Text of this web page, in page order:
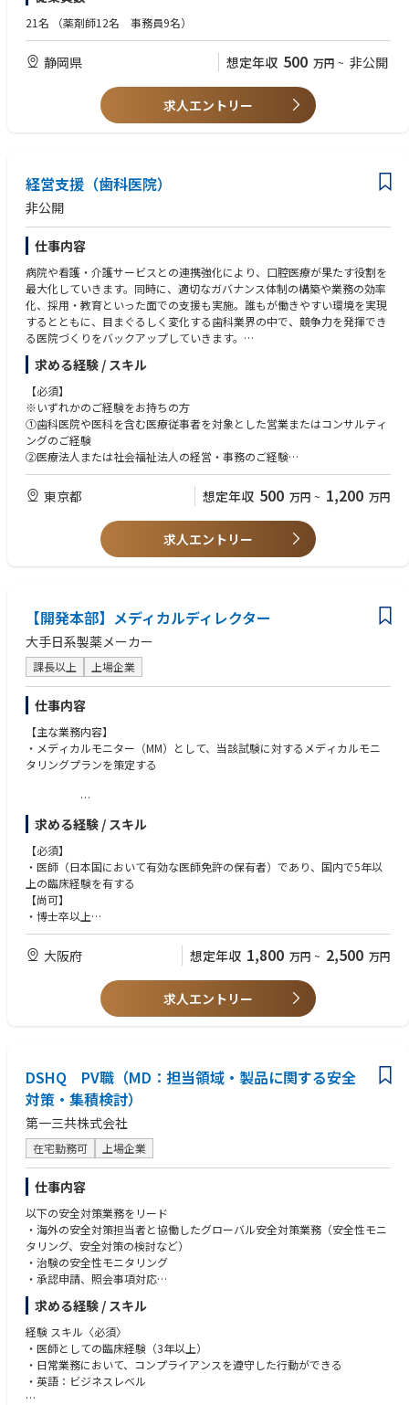
■薬剤師数・・・2名
■休日・・・木曜日、日曜日、祝日
■設備・・・自動分包機・薬歴（Panasonicメディコム）・軟膏練り機
21名 （薬剤師12名 事務員9名）
静岡県 想定年収 500 万円 ~ 非公開
求人エントリー
経営支援（歯科医院）
非公開
仕事内容
病院や看護・介護サービスとの連携強化により、口腔医療が果たす役割を
最大化していきます。同時に、適切なガバナンス体制の構築や業務の効率
化、採用・教育といった面での支援も実施。誰もが働きやすい環境を実現
するとともに、目まぐるしく変化する歯科業界の中で、競争力を発揮でき
る医院づくりをバックアップしていきます。
・適切なガバナンス体制の構築、意思決定の高度化
・共同購買、本部機能、ICT導入による業務オペレーションの効率化
・採用・教育・シフトコントロールの実践によるリテンションの向上
・歯科業界におけるベストプラクティス診療の導入・従業員教育の充実と
働き方改革の実践
・地域に所在する病院、施設(自宅含む)との連携強化
【仕事内容】
・パートナークリニックへ最大週4～5日出張していただき、完全ハンズオ
ン形式での支援担当マネージャーの事業計画遂行をサポート
※アソシエイトは1人につき2～3クリニック程度を担当いただく予定にし
・バリューアップ施策の仮説立証/検証、施策の実行管理（プロジェクト
マネジメント）
求める経験 / スキル
【必須】
※いずれかのご経験をお持ちの方
①歯科医院や医科を含む医療従事者を対象とした営業またはコンサルティ
ングのご経験
②医療法人または社会福祉法人の経営・事務のご経験
③歯科関連資格（歯科医師、歯科衛生士、TC、介護福祉士、医療事務、介
護事務など）をお持ちで経営に携わりたい方
－医療機関経営という高難度な仕事に対して、知的好奇心と思考の持久力
を持って向き合える方
－クリニックの経営を通じてビジネスパーソンとしても大きく成長したい
方
東京都 想定年収 500 万円 ~ 1,200 万円
求人エントリー
【開発本部】メディカルディレクター
大手日系製薬メーカー
課長以上 上場企業
仕事内容
【主な業務内容】
・メディカルモニター（MM）として、当該試験に対するメディカルモニ
タリングプランを策定する
・メディカルモニタリングプランに従って、実施中の臨床試験における被
験者の適格性判断や有害事象の評価・検討等を行うとともに、必要に応じ
て治験担当医師等からの医学的な質問に回答する（毒性のマネジメントな
ど被験者の安全確保に関する内容など）
・医学的見地から当社開発化合物の開発計画及び試験計画立案に助言を行
う
・医学的見地からプロトコール、ICF（同意説明文書）など臨床試験に必
・開発化合物及び上市品の個別有害事象症例に対する医学的観点からのレ
ビュー（薬機法に定める当局報告に係る業務）
・集積副作用情報及びそれに基づく安全確保措置案の策定、規制当局への
提出書類の内容レビュー（同上）
・医学的見地から新たな化合物等の開発計画、試験計画の立案に参加でき
る
・医学的見地から医薬品の安全性を監視することにより、医薬品の適正使
用推進に貢献できる
求める経験 / スキル
【必須】
・医師（日本国において有効な医師免許の保有者）であり、国内で5年以
上の臨床経験を有する
【尚可】
・博士卒以上
・がん領域における臨床経験を有し、専門医資格を有する
【求める人物像】
・臨床での経験に基づき、新薬開発に携わりたいという強い意欲を持つ方
・企業での職務経験の有無は問わないが、企業で働くことに抵抗がない方
（上司は医師ではありません）
大阪府 想定年収 1,800 万円 ~ 2,500 万円
求人エントリー
DSHQ PV職（MD：担当領域・製品に関する安全
対策・集積検討）
第一三共株式会社
在宅勤務可 上場企業
仕事内容
以下の安全対策業務をリード
・海外の安全対策担当者と協働したグローバル安全対策業務（安全性モニ
タリング、安全対策の検討など）
・治験の安全性モニタリング
・承認申請、照会事項対応
・市販後安全対策
・上記内容に関するプロセス検討、改善策立案等
（入社後のキャリアパス）
・グローバル業務を含めた安全対策業務のリードとしてのステップアップ
・安全対策担当、システム担当、症例評価担当との連携を通じた安全性業
務全般の習得
求める経験 / スキル
経験 スキル〈必須〉
・医師としての臨床経験（3年以上）
・日常業務において、コンプライアンスを遵守した行動ができる
・英語：ビジネスレベル